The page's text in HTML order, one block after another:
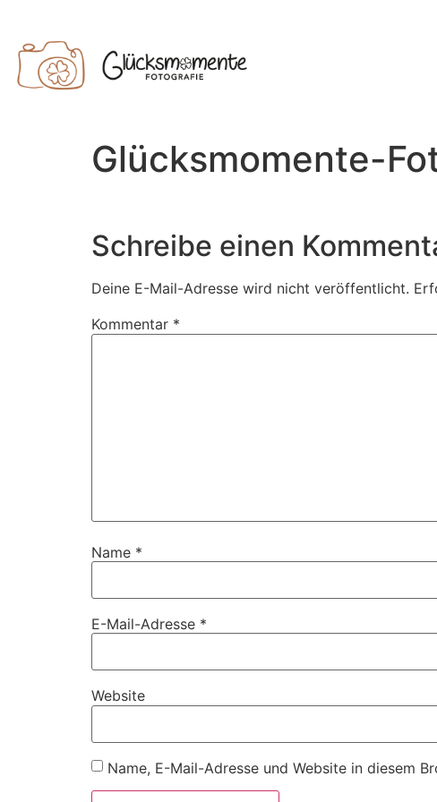
Glücksmomente-
Schreibe einen
Deine E-Mail-Adresse wird nicht veröffentlicht.
Kommentar *
Name *
E-Mail-Adresse *
Website
Name, E-Mail-Adresse und Website in diesem